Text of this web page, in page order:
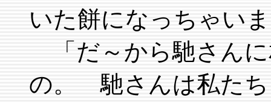
いた餅になっちゃい
「だ～から馳さん
の。 馳さんは私た